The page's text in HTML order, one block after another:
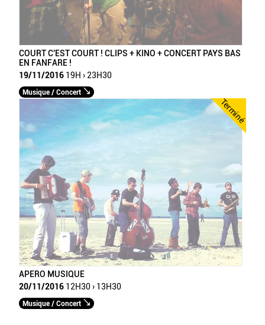
COURT C’EST COURT ! CLIPS + KINO + CONCERT PAYS BAS
EN FANFARE !
19/11/2016 19H › 23H30
Musique / Concert
Terminé
APERO MUSIQUE
20/11/2016 12H30 › 13H30
Musique / Concert